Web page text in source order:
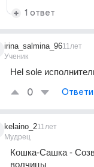
1 ответ
irina_salmina_96
Ученик
11лет
Hel sole
0
kelaino_2
Мудрец
11лет
Кошка-Сашка -
волчицы